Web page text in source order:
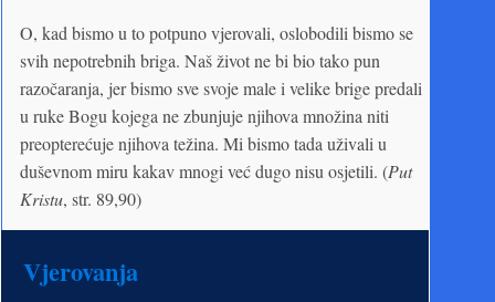
O, kad bismo u to potpuno vjerovali, oslobodili bismo se
svih nepotrebnih briga. Naš život ne bi bio tako pun
razočaranja, jer bismo sve svoje male i velike brige predali
u ruke Bogu kojega ne zbunjuje njihova množina niti
preopterećuje njihova težina. Mi bismo tada uživali u
duševnom miru kakav mnogi već dugo nisu osjetili. (Put
Kristu, str. 89,90)
Vjerovanja